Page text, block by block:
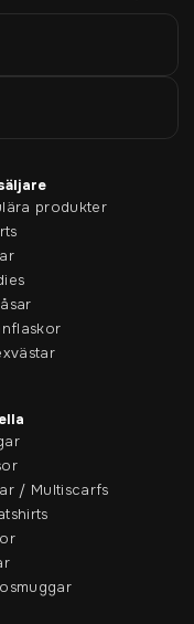
produkter
/ Multiscarfs